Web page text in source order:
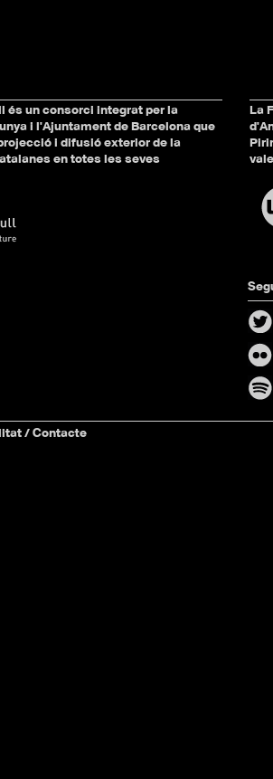
és un consorci integrat per la
i l'Ajuntament de Barcelona que
i difusió exterior de la
en totes les seves
La
/ Contacte